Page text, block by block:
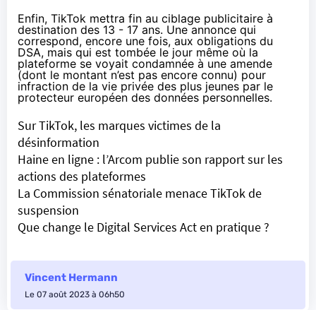
Enfin, TikTok mettra fin au ciblage publicitaire à
destination des 13 - 17 ans. Une annonce qui
correspond, encore une fois, aux obligations du
DSA, mais qui est tombée le jour même où la
plateforme se voyait condamnée à une amende
(dont le montant n’est pas encore connu) pour
infraction de la vie privée des plus jeunes par le
protecteur européen des données personnelles.
Sur TikTok, les marques victimes de la
désinformation
Haine en ligne : l’Arcom publie son rapport sur les
actions des plateformes
La Commission sénatoriale menace TikTok de
suspension
Que change le Digital Services Act en pratique ?
Vincent Hermann
Le 07 août 2023 à 06h50